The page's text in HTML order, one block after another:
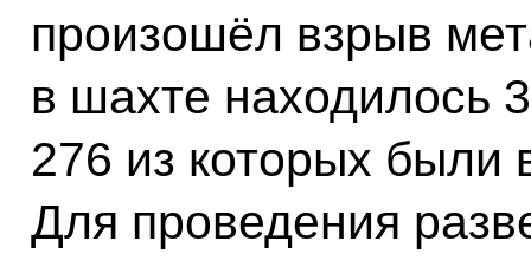
произошёл взрыв
в шахте находилось
276 из которых были
Для проведения